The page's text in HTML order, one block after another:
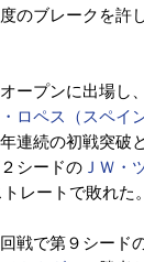
のブレークを許
ープンに出場し
・ロペス（スペイン
連続の初戦突破
シードの ＪＷ・
レートで敗れた。
戦で第９シード